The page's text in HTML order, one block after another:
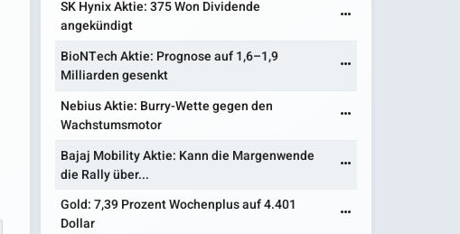
SK Hynix Aktie: 375 Won Dividende
angekündigt
BioNTech Aktie: Prognose auf 1,6–1,9
Milliarden gesenkt
Nebius Aktie: Burry-Wette gegen den
Wachstumsmotor
Bajaj Mobility Aktie: Kann die Margenwende
die Rally über...
Gold: 7,39 Prozent Wochenplus auf 4.401
Dollar